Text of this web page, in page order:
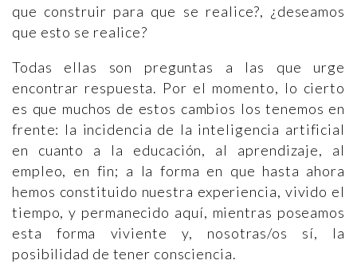
que construir para que se realice?, ¿deseamos
que esto se realice?
Todas ellas son preguntas a las que urge
encontrar respuesta. Por el momento, lo cierto
es que muchos de estos cambios los tenemos en
frente: la incidencia de la inteligencia artificial
en cuanto a la educación, al aprendizaje, al
empleo, en fin; a la forma en que hasta ahora
hemos constituido nuestra experiencia, vivido el
tiempo, y permanecido aquí, mientras poseamos
esta forma viviente y, nosotras/os sí, la
posibilidad de tener consciencia.